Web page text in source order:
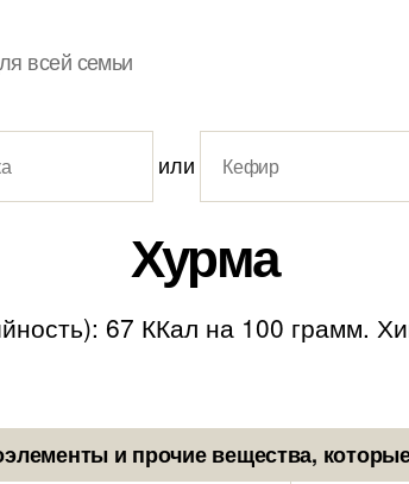
всей семьи
или
Хурма
67 ККал на 100 грамм.
и прочие вещества,